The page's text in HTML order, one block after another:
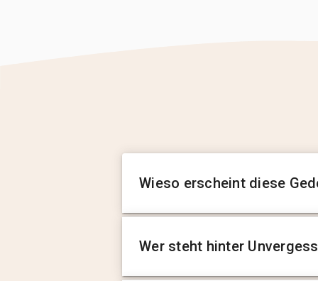
Wieso erscheint diese
Wer steht hinter